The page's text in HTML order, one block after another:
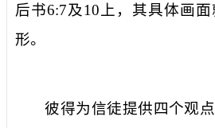
后书6:7及10 上，其具体画
形。
彼得为信徒提供四个观